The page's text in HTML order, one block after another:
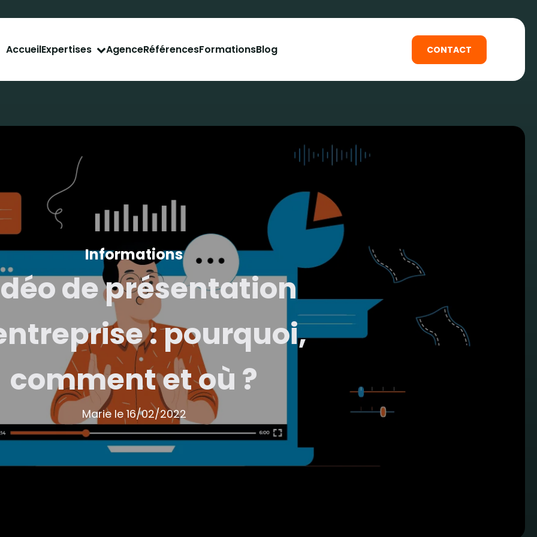
AccueilExpertises
Développement web
Site e-commerce
Obtenez le rapport del'audit SEO gratuit de votre site web
AgenceRéférencesFormationsBlog CONTACT
Informations
de présentation
: pourquoi,
comment et où ?
Mariele 16/02/2022